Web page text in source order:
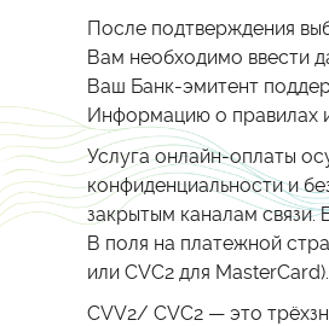
После подтверждения
Вам необходимо ввести
Ваш Банк-эмитент
Информацию о правилах
Услуга онлайн-оплаты
конфиденциальности и
закрытым каналам
В поля на платежной
или CVC2 для
CVV2/ CVC2 — это